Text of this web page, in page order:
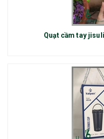
Quạt cầm tay